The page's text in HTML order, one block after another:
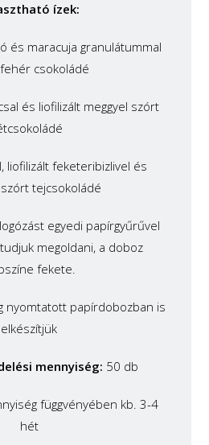
ízek:
maracuja granulátummal
csokoládé
és liofilizált meggyel szórt
feketeribizlivel és
tejcsokoládé
egyedi papírgyűrűvel
megoldani, a doboz
fekete.
nyomtatott papírdobozban is
elkészítjük
mennyiség: 50 db
függvényében kb. 3-4
hét